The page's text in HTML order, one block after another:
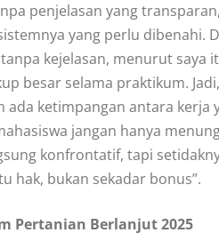
penjelasan yang
yang perlu dibenahi.
kejelasan, menurut saya
besar selama praktikum.
ketimpangan antara kerja
jangan hanya
konfrontatif, tapi
hak, bukan sekadar bonus”.
Pertanian Berlanjut 2025